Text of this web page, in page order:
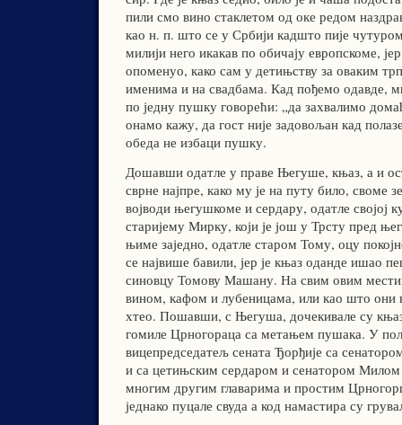
пили смо вино стаклетом од оке редом
као н. п. што се у Србији кадшто пије
милији него икакав по обичају европскоме,
опоменуо, како сам у детињству за оваким
именима и на свадбама. Кад пођемо одавде,
по једну пушку говорећи: „да захвалимо
онамо кажу, да гост није задовољан кад
обеда не избаци пушку.
Дошавши одатле у праве Његуше, књаз, а и
сврне најпре, како му је на путу било, своме
војводи његушкоме и сердару, одатле својој
старијему Мирку, који је још у Трсту пред
њиме заједно, одатле старом Тому, оцу
се највише бавили, јер је књаз оданде ишао
синовцу Томову Машану. На свим овим
вином, кафом и лубеницама, или као што они
хтео. Пошавши, с Његуша, дочекивале су
гомиле Црногораца са метањем пушака. У
вицепредседатељ сената Ђорђије са
и са цетињским сердаром и сенатором
многим другим главарима и простим
једнако пуцале свуда а код намастира су